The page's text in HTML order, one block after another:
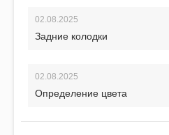
02.08.2025
Задние колодки
02.08.2025
Определение цвета